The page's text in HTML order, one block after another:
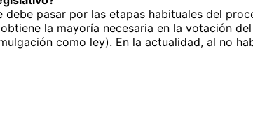
pasar por las etapas habituales del
la mayoría necesaria en la votación
como ley). En la actualidad, al no